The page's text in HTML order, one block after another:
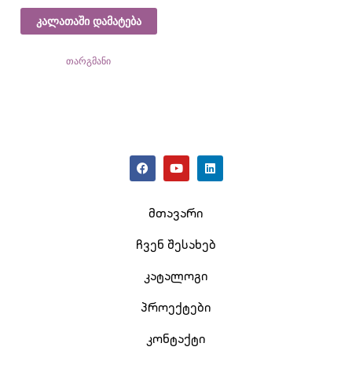
კალათაში დამატება
თარგმანი
მთავარი
ჩვენ შესახებ
კატალოგი
პროექტები
კონტაქტი